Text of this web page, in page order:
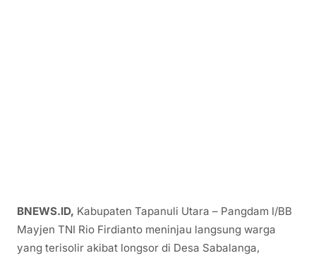
BNEWS.ID, Kabupaten Tapanuli Utara – Pangdam I/BB
Mayjen TNI Rio Firdianto meninjau langsung warga
yang terisolir akibat longsor di Desa Sabalanga,